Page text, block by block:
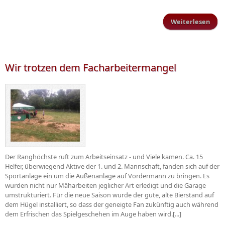
Weiterlesen
Wir trotzen dem Facharbeitermangel
Der Ranghöchste ruft zum Arbeitseinsatz - und Viele kamen. Ca. 15
Helfer, überwiegend Aktive der 1. und 2. Mannschaft, fanden sich auf der
Sportanlage ein um die Außenanlage auf Vordermann zu bringen. Es
wurden nicht nur Mäharbeiten jeglicher Art erledigt und die Garage
umstrukturiert. Für die neue Saison wurde der gute, alte Bierstand auf
dem Hügel installiert, so dass der geneigte Fan zukünftig auch während
dem Erfrischen das Spielgeschehen im Auge haben wird.[...]